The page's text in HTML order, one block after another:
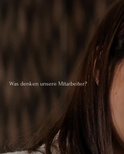
Was denken unsere Mitarbeiter?